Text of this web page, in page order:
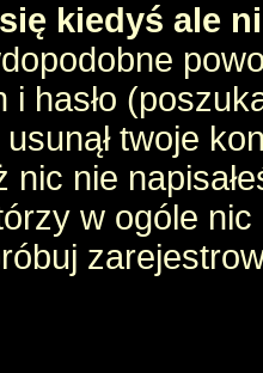
kiedyś ale
i hasło
twoje
nic nie
w ogóle